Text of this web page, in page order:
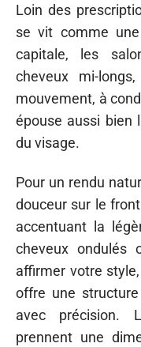
Loin des
se vit comme
capitale, les
cheveux mi-
mouvement, à
épouse aussi bien
du visage.
Pour un rendu
douceur sur le
accentuant la
cheveux ondulés
affirmer votre
offre une
avec précision.
prennent une